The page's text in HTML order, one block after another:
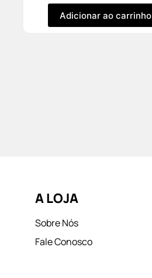
Adicionar ao carrinho
A LOJA
Sobre Nós
Fale Conosco